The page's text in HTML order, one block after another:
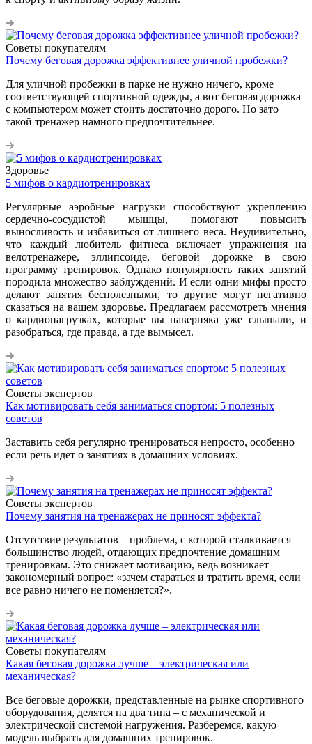
Советы покупателям
Почему беговая дорожка эффективнее уличной пробежки?
Для уличной пробежки в парке не нужно ничего, кроме
соответствующей спортивной одежды, а вот беговая дорожка
с компьютером может стоить достаточно дорого. Но зато
такой тренажер намного предпочтительнее.
Здоровье
5 мифов о кардиотренировках
Регулярные аэробные нагрузки способствуют укреплению
сердечно-сосудистой мышцы, помогают повысить
выносливость и избавиться от лишнего веса. Неудивительно,
что каждый любитель фитнеса включает упражнения на
велотренажере, эллипсоиде, беговой дорожке в свою
программу тренировок. Однако популярность таких занятий
породила множество заблуждений. И если одни мифы просто
делают занятия бесполезными, то другие могут негативно
сказаться на вашем здоровье. Предлагаем рассмотреть мнения
о кардионагрузках, которые вы наверняка уже слышали, и
разобраться, где правда, а где вымысел.
Советы экспертов
Как мотивировать себя заниматься спортом: 5 полезных
советов
Заставить себя регулярно тренироваться непросто, особенно
если речь идет о занятиях в домашних условиях.
Советы экспертов
Почему занятия на тренажерах не приносят эффекта?
Отсутствие результатов – проблема, с которой сталкивается
большинство людей, отдающих предпочтение домашним
тренировкам. Это снижает мотивацию, ведь возникает
закономерный вопрос: «зачем стараться и тратить время, если
все равно ничего не поменяется?».
Советы покупателям
Какая беговая дорожка лучше – электрическая или
механическая?
Все беговые дорожки, представленные на рынке спортивного
оборудования, делятся на два типа – с механической и
электрической системой нагружения. Разберемся, какую
модель выбрать для домашних тренировок.